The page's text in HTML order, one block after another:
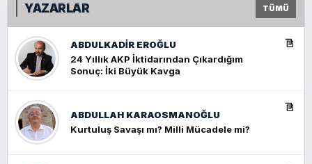
YAZARLAR TÜMÜ
ABDULKADIR EROĞLU
24 Yıllık AKP İktidarından Çıkardığım
Sonuç: İki Büyük Kavga
ABDULLAH KARAOSMANOĞLU
Kurtuluş Savaşı mı? Milli Mücadele mi?